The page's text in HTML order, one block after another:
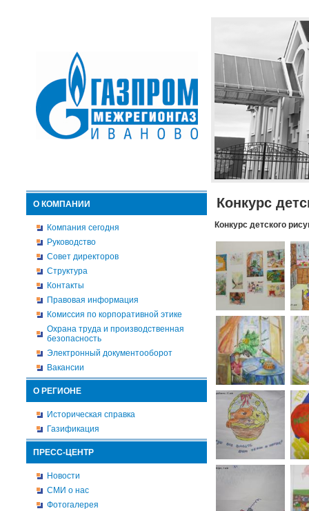
О КОМПАНИИ
Компания сегодня
Руководство
Совет директоров
Структура
Контакты
Правовая информация
Комиссия по корпоративной этике
Охрана труда и производственная
безопасность
Электронный документооборот
Вакансии
О РЕГИОНЕ
Историческая справка
Газификация
ПРЕСС-ЦЕНТР
Новости
СМИ о нас
Фотогалерея
Конкурс
Конкурс детского